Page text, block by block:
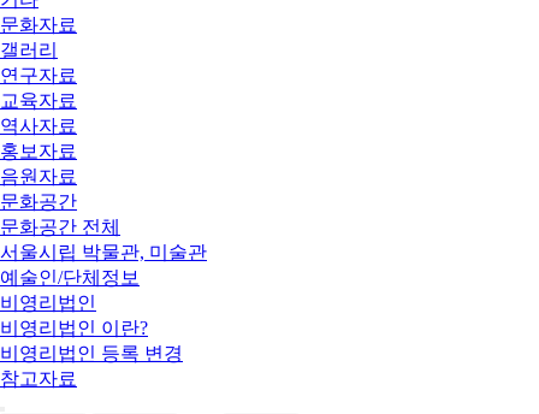
문화자료
갤러리
연구자료
교육자료
역사자료
홍보자료
음원자료
문화공간
문화공간 전체
서울시립 박물관, 미술관
예술인/단체정보
비영리법인
비영리법인 이란?
비영리법인 등록 변경
참고자료